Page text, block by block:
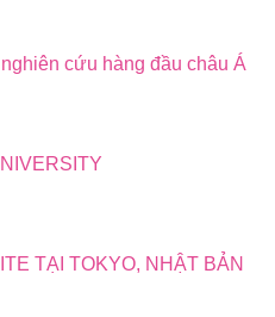
cứu hàng đầu châu Á
TẠI TOKYO, NHẬT BẢN